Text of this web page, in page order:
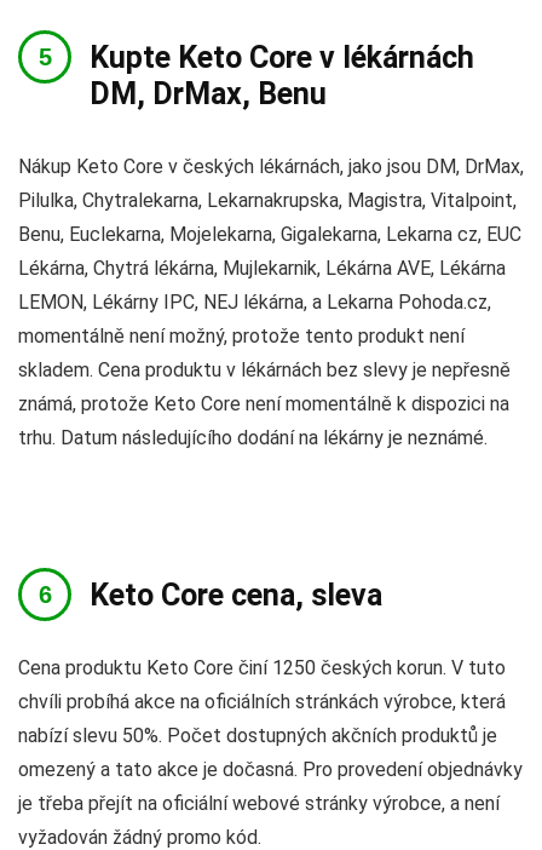
Kupte Keto Core v lékárnách
DM, DrMax, Benu
Nákup Keto Core v českých lékárnách, jako jsou DM, DrMax,
Pilulka, Chytralekarna, Lekarnakrupska, Magistra, Vitalpoint,
Benu, Euclekarna, Mojelekarna, Gigalekarna, Lekarna cz, EUC
Lékárna, Chytrá lékárna, Mujlekarnik, Lékárna AVE, Lékárna
LEMON, Lékárny IPC, NEJ lékárna, a Lekarna Pohoda.cz,
momentálně není možný, protože tento produkt není
skladem. Cena produktu v lékárnách bez slevy je nepřesně
známá, protože Keto Core není momentálně k dispozici na
trhu. Datum následujícího dodání na lékárny je neznámé.
Keto Core cena, sleva
Cena produktu Keto Core činí 1250 českých korun. V tuto
chvíli probíhá akce na oficiálních stránkách výrobce, která
nabízí slevu 50%. Počet dostupných akčních produktů je
omezený a tato akce je dočasná. Pro provedení objednávky
je třeba přejít na oficiální webové stránky výrobce, a není
vyžadován žádný promo kód.